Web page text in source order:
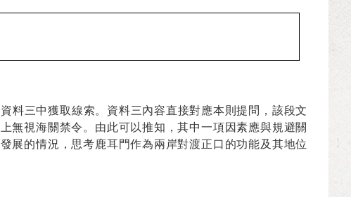
料三中獲取線索。資料三內容直接對應本則提問，該段文
無視海關禁令。由此可以推知，其中一項因素應與規避關
展的情況，思考鹿耳門作為兩岸對渡正口的功能及其地位